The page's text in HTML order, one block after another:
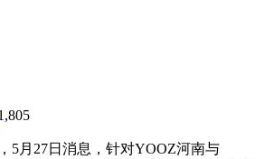
5月27日消息，针对YOOZ河南与